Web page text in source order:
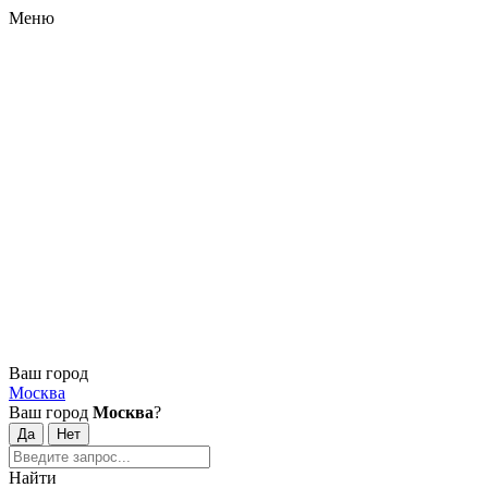
Меню
Ваш город
Москва
Ваш город Москва?
Найти